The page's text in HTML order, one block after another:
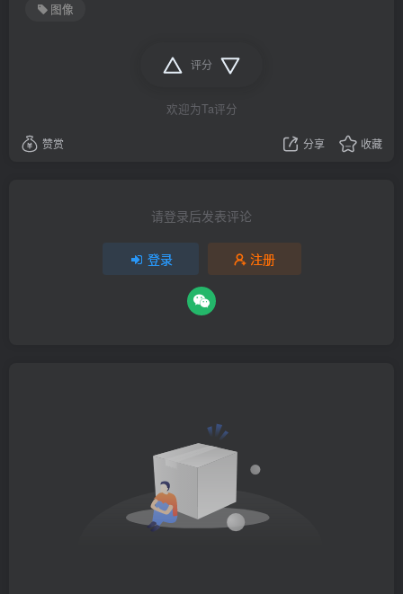
图像
评分
欢迎为Ta评分
赞赏 分享 收藏
请登录后发表评论
登录 注册